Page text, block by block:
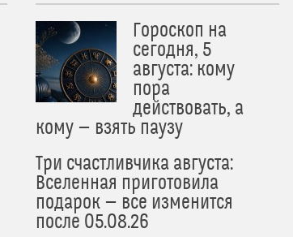
Гороскоп на
сегодня, 5
августа: кому
пора
действовать, а
кому — взять паузу
Три счастливчика августа:
Вселенная приготовила
подарок — все изменится
после 05.08.26